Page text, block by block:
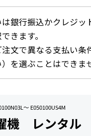
銀行振込かクレジッ
きます。
文で異なる支払い条
を選ぶことはできま
～ E050100US4M
機 レンタル